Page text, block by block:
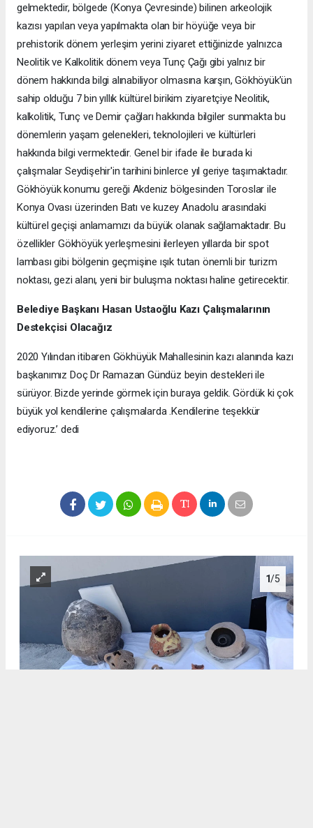
gelmektedir, bölgede (Konya Çevresinde) bilinen arkeolojik
kazısı yapılan veya yapılmakta olan bir höyüğe veya bir
prehistorik dönem yerleşim yerini ziyaret ettiğinizde yalnızca
Neolitik ve Kalkolitik dönem veya Tunç Çağı gibi yalnız bir
dönem hakkında bilgi alınabiliyor olmasına karşın, Gökhöyük’ün
sahip olduğu 7 bin yıllık kültürel birikim ziyaretçiye Neolitik,
kalkolitik, Tunç ve Demir çağları hakkında bilgiler sunmakta bu
dönemlerin yaşam gelenekleri, teknolojileri ve kültürleri
hakkında bilgi vermektedir. Genel bir ifade ile burada ki
çalışmalar Seydişehir'in tarihini binlerce yıl geriye taşımaktadır.
Gökhöyük konumu gereği Akdeniz bölgesinden Toroslar ile
Konya Ovası üzerinden Batı ve kuzey Anadolu arasındaki
kültürel geçişi anlamamızı da büyük olanak sağlamaktadır. Bu
özellikler Gökhöyük yerleşmesini ilerleyen yıllarda bir spot
lambası gibi bölgenin geçmişine ışık tutan önemli bir turizm
noktası, gezi alanı, yeni bir buluşma noktası haline getirecektir.
Belediye Başkanı Hasan Ustaoğlu Kazı Çalışmalarının
Destekçisi Olacağız
2020 Yılından itibaren Gökhüyük Mahallesinin kazı alanında kazı
başkanımız Doç Dr Ramazan Gündüz beyin destekleri ile
sürüyor. Bizde yerinde görmek için buraya geldik. Gördük ki çok
büyük yol kendilerine çalışmalarda .Kendilerine teşekkür
ediyoruz.’ dedi
1/5